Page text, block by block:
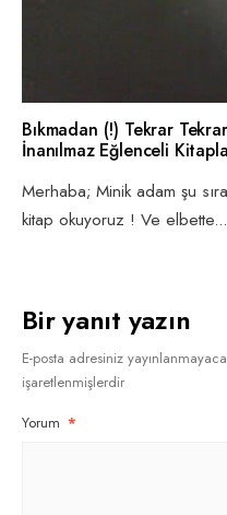
Bıkmadan (!) Tekrar
İnanılmaz Eğlenceli
Merhaba; Minik adam şu
kitap okuyoruz ! Ve elbette...
Bir yanıt yazın
E-posta adresiniz
işaretlenmişlerdir
Yorum *